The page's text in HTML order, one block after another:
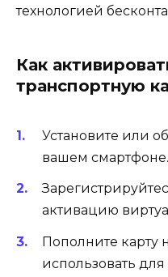
технологией
Как
транспортную
Установите или
вашем смартфоне.
активацию
Пополните
использовать